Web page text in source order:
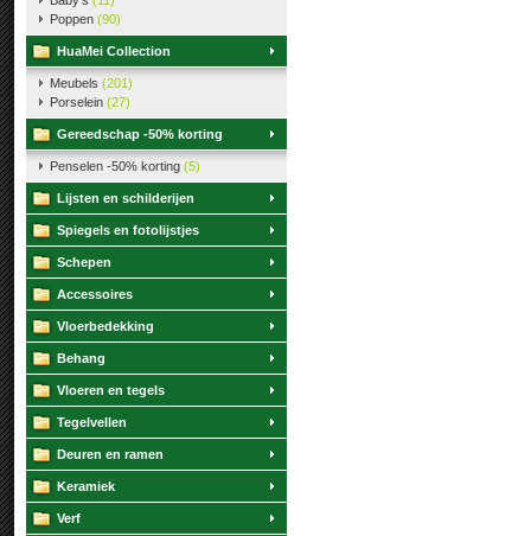
Poppen (90)
HuaMei Collection
Meubels (201)
Porselein (27)
Gereedschap -50% korting
Penselen -50% korting (5)
Lijsten en schilderijen
Spiegels en fotolijstjes
Schepen
Accessoires
Vloerbedekking
Behang
Vloeren en tegels
Tegelvellen
Deuren en ramen
Keramiek
Verf